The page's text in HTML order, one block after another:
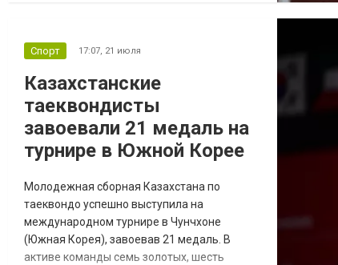
Спорт 17:07, 21 июля
Казахстанские
таеквондисты
завоевали 21 медаль на
турнире в Южной Корее
Молодежная сборная Казахстана по
таеквондо успешно выступила на
международном турнире в Чунчхоне
(Южная Корея), завоевав 21 медаль. В
активе команды семь золотых, шесть